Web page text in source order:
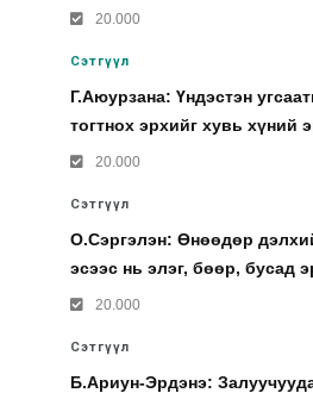
20.000
Сэтгүүл
Г.Аюурзана: Үндэстэн
тогтнох эрхийг хувь хүний
20.000
Сэтгүүл
О.Сэргэлэн: Өнөөдөр
эсээс нь элэг, бөөр, бусад
20.000
Сэтгүүл
Б.Ариун-Эрдэнэ: